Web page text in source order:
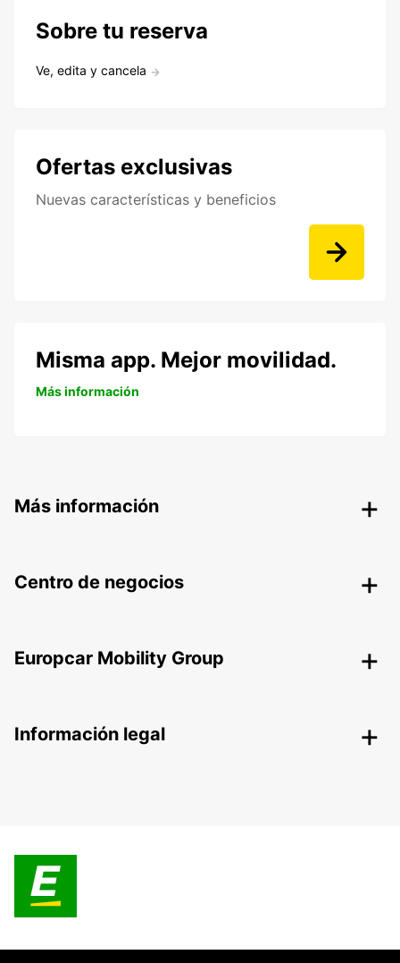
Sobre tu reserva
Ve, edita y cancela
Ofertas exclusivas
Nuevas características y beneficios
Misma app. Mejor movilidad.
Más información
Más información
Centro de negocios
Europcar Mobility Group
Información legal